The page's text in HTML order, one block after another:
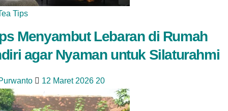
Tips
Menyambut Lebaran di Rumah
agar Nyaman untuk Silaturahmi
12 Maret 2026 20